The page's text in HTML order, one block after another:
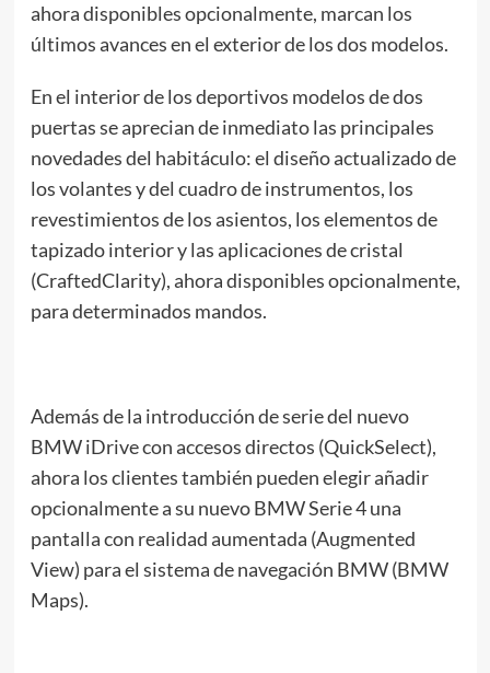
ahora disponibles opcionalmente, marcan los
últimos avances en el exterior de los dos modelos.
En el interior de los deportivos modelos de dos
puertas se aprecian de inmediato las principales
novedades del habitáculo: el diseño actualizado de
los volantes y del cuadro de instrumentos, los
revestimientos de los asientos, los elementos de
tapizado interior y las aplicaciones de cristal
(CraftedClarity), ahora disponibles opcionalmente,
para determinados mandos.
Además de la introducción de serie del nuevo
BMW iDrive con accesos directos (QuickSelect),
ahora los clientes también pueden elegir añadir
opcionalmente a su nuevo BMW Serie 4 una
pantalla con realidad aumentada (Augmented
View) para el sistema de navegación BMW (BMW
Maps).